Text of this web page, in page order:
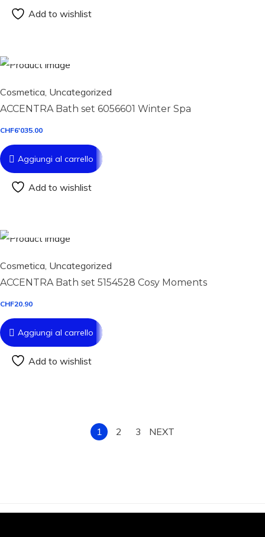
Add to wishlist
Cosmetica Uncategorized
ACCENTRA Bath set 6056601 Winter Spa
CHF6'035.00
Aggiungi al carrello
Add to wishlist
Cosmetica Uncategorized
ACCENTRA Bath set 5154528 Cosy Moments
CHF20.90
Aggiungi al carrello
Add to wishlist
1 2 3 NEXT